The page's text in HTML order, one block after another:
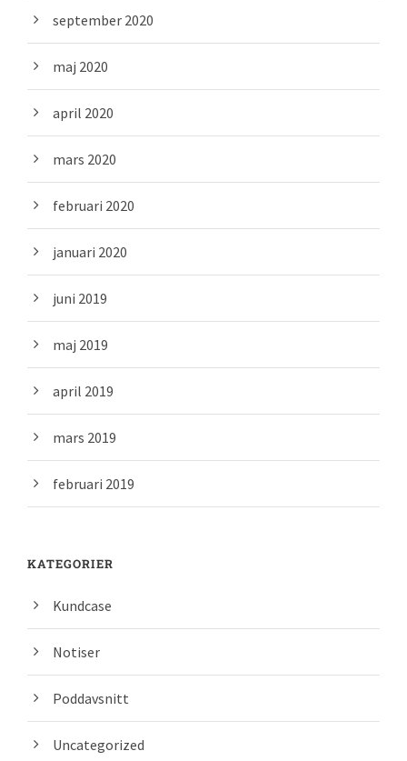
september 2020
maj 2020
april 2020
mars 2020
februari 2020
januari 2020
juni 2019
maj 2019
april 2019
mars 2019
februari 2019
KATEGORIER
Kundcase
Notiser
Poddavsnitt
Uncategorized